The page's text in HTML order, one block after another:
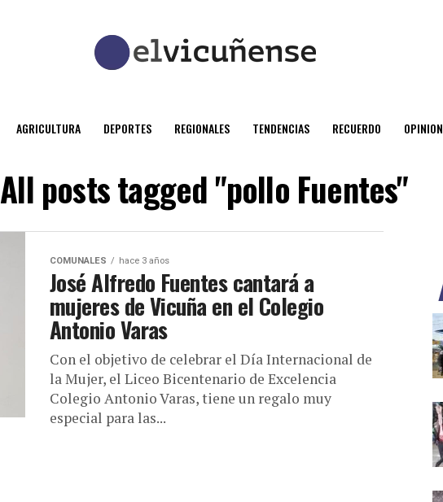
AGRICULTURA DEPORTES REGIONALES TENDENCIAS RECUERDO OPINION
All posts tagged "pollo Fuentes"
COMUNALES hace 3 años
José Alfredo Fuentes cantará a
mujeres de Vicuña en el Colegio
Antonio Varas
Con el objetivo de celebrar el Día Internacional de
la Mujer, el Liceo Bicentenario de Excelencia
Colegio Antonio Varas, tiene un regalo muy
especial para las...